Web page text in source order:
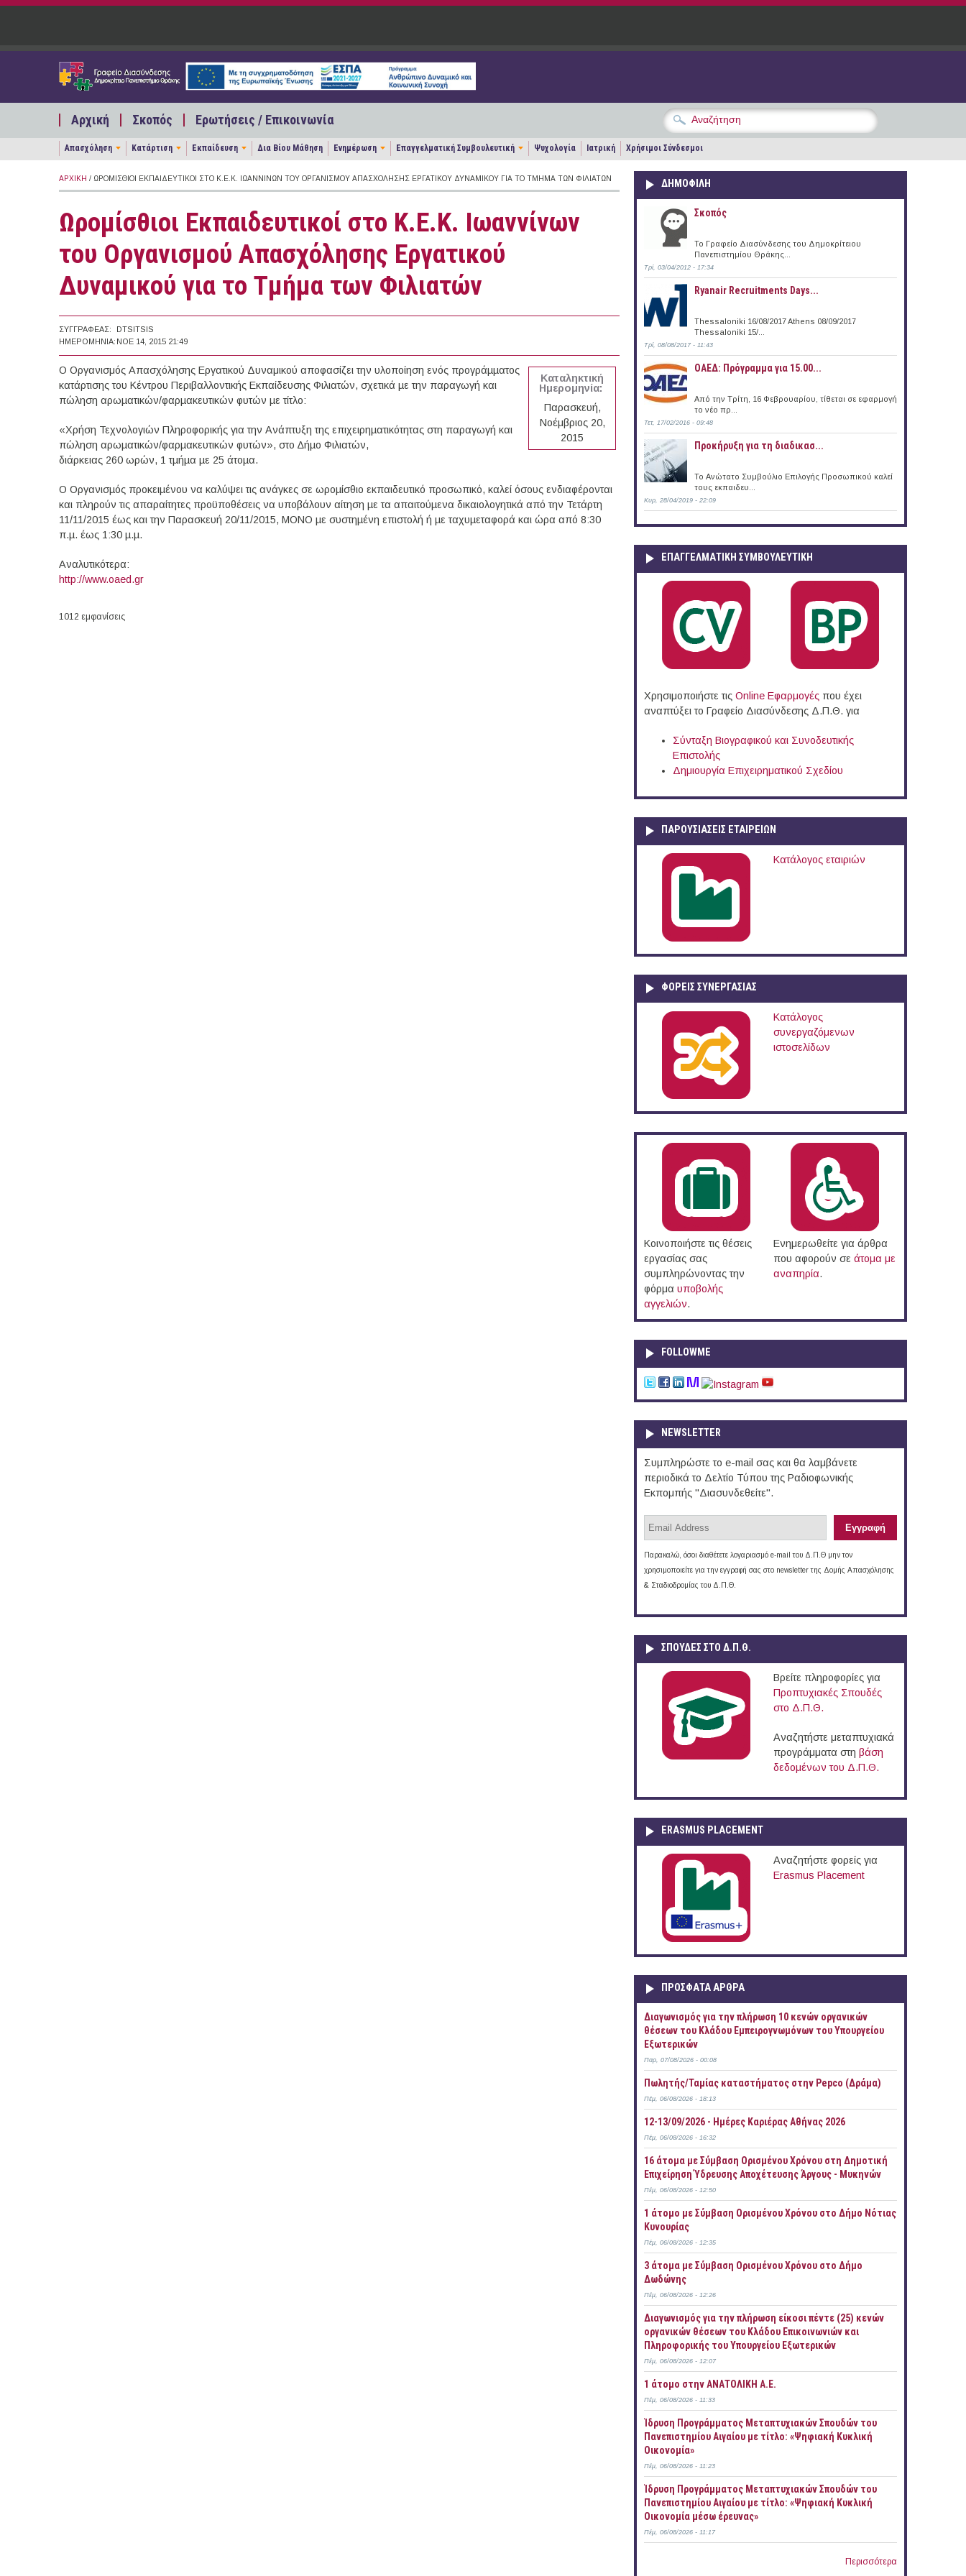
Παράκαμψη προς το κυρίως περιεχόμενο
Αρχική Σκοπός Ερωτήσεις / Επικοινωνία
Απασχόληση Κατάρτιση Εκπαίδευση Δια Βίου Μάθηση Ενημέρωση Επαγγελματική Συμβουλευτική Ψυχολογία Ιατρική Χρήσιμοι Σύνδεσμοι
ΑΡΧΙΚΉ / ΩΡΟΜΊΣΘΙΟΙ ΕΚΠΑΙΔΕΥΤΙΚΟΊ ΣΤΟ Κ.Ε.Κ. ΙΩΑΝΝΊΝΩΝ ΤΟΥ ΟΡΓΑΝΙΣΜΟΎ ΑΠΑΣΧΌΛΗΣΗΣ ΕΡΓΑΤΙΚΟΎ ΔΥΝΑΜΙΚΟΎ ΓΙΑ ΤΟ ΤΜΉΜΑ ΤΩΝ ΦΙΛΙΑΤΏΝ
Ωρομίσθιοι Εκπαιδευτικοί στο Κ.Ε.Κ. Ιωαννίνων
του Οργανισμού Απασχόλησης Εργατικού
Δυναμικού για το Τμήμα των Φιλιατών
ΣΥΓΓΡΑΦΈΑΣ:
DTSITSIS
ΗΜΕΡΟΜΗΝΊΑ: ΝΟΕ 14, 2015 21:49
Καταληκτική
Ημερομηνία:
Παρασκευή,
Νοέμβριος 20,
2015
Ο Οργανισμός Απασχόλησης Εργατικού Δυναμικού αποφασίζει την υλοποίηση ενός προγράµµατος
κατάρτισης του Κέντρου Περιβαλλοντικής Εκπαίδευσης Φιλιατών, σχετικά µε την παραγωγή και
πώληση αρωµατικών/φαρµακευτικών φυτών µε τίτλο:
«Χρήση Τεχνολογιών Πληροφορικής για την Ανάπτυξη της επιχειρηµατικότητας στη παραγωγή και
πώληση αρωµατικών/φαρµακευτικών φυτών», στο ∆ήµο Φιλιατών,
διάρκειας 260 ωρών, 1 τµήµα µε 25 άτοµα.
Ο Οργανισµός προκειµένου να καλύψει τις ανάγκες σε ωροµίσθιο εκπαιδευτικό προσωπικό, καλεί όσους ενδιαφέρονται
και πληρούν τις απαραίτητες προϋποθέσεις να υποβάλουν αίτηση µε τα απαιτούµενα δικαιολογητικά από την Τετάρτη
11/11/2015 έως και την Παρασκευή 20/11/2015, MONO µε συστηµένη επιστολή ή µε ταχυµεταφορά και ώρα από 8:30
π.µ. έως 1:30 µ.µ.
Αναλυτικότερα:
http://www.oaed.gr
1012 εμφανίσεις
ΔΗΜΟΦΙΛΗ
Σκοπός
Το Γραφείο Διασύνδεσης του Δημοκρίτειου
Πανεπιστημίου Θράκης...
Τρί, 03/04/2012 - 17:34
Ryanair Recruitments Days...
Thessaloniki 16/08/2017 Athens 08/09/2017
Thessaloniki 15/...
Τρί, 08/08/2017 - 11:43
ΟΑΕΔ: Πρόγραμμα για 15.00...
Από την Τρίτη, 16 Φεβρουαρίου, τίθεται σε εφαρμογή
το νέο πρ...
Τετ, 17/02/2016 - 09:48
Προκήρυξη για τη διαδικασ...
Το Ανώτατο Συμβούλιο Επιλογής Προσωπικού καλεί
τους εκπαιδευ...
Κυρ, 28/04/2019 - 22:09
ΕΠΑΓΓΕΛΜΑΤΙΚΉ ΣΥΜΒΟΥΛΕΥΤΙΚΉ
Χρησιμοποιήστε τις Online Eφαρμογές που έχει
αναπτύξει το Γραφείο Διασύνδεσης Δ.Π.Θ. για
Σύνταξη Βιογραφικού και Συνοδευτικής
Επιστολής
Δημιουργία Επιχειρηματικού Σχεδίου
ΠΑΡΟΥΣΙΆΣΕΙΣ ΕΤΑΙΡΕΙΏΝ
Κατάλογος εταιριών
ΦΟΡΕΙΣ ΣΥΝΕΡΓΑΣΙΑΣ
Κατάλογος
συνεργαζόμενων
ιστοσελίδων
Κοινοποιήστε τις θέσεις
εργασίας σας
συμπληρώνοντας την
φόρμα υποβολής
αγγελιών.
Ενημερωθείτε για άρθρα
που αφορούν σε άτομα με
αναπηρία.
FOLLOWME
NEWSLETTER
Συμπληρώστε το e-mail σας και θα λαμβάνετε
περιοδικά το Δελτίο Τύπου της Ραδιοφωνικής
Εκπομπής "Διασυνδεθείτε".
Παρακαλώ, όσοι διαθέτετε λογαριασμό e-mail του Δ.Π.Θ μην τον
χρησιμοποιείτε για την εγγραφή σας στο newsletter της Δομής Απασχόλησης
& Σταδιοδρομίας του Δ.Π.Θ.
ΣΠΟΥΔΈΣ ΣΤΟ Δ.Π.Θ.
Βρείτε πληροφορίες για
Προπτυχιακές Σπουδές
στο Δ.Π.Θ.
Αναζητήστε μεταπτυχιακά
προγράμματα στη βάση
δεδομένων του Δ.Π.Θ.
ERASMUS PLACEMENT
Αναζητήστε φορείς για
Erasmus Placement
ΠΡOΣΦΑΤΑ AΡΘΡΑ
Διαγωνισμός για την πλήρωση 10 κενών οργανικών
θέσεων του Κλάδου Εμπειρογνωμόνων του Υπουργείου
Εξωτερικών
Παρ, 07/08/2026 - 00:08
Πωλητής/Ταμίας καταστήματος στην Pepco (Δράμα)
Πέμ, 06/08/2026 - 18:13
12-13/09/2026 - Ημέρες Καριέρας Αθήνας 2026
Πέμ, 06/08/2026 - 16:32
16 άτομα με Σύμβαση Ορισμένου Χρόνου στη Δημοτική
Επιχείρηση Ύδρευσης Αποχέτευσης Άργους - Μυκηνών
Πέμ, 06/08/2026 - 12:50
1 άτομο με Σύμβαση Ορισμένου Χρόνου στο Δήμο Νότιας
Κυνουρίας
Πέμ, 06/08/2026 - 12:35
3 άτομα με Σύμβαση Ορισμένου Χρόνου στο Δήμο
Δωδώνης
Πέμ, 06/08/2026 - 12:26
Διαγωνισμός για την πλήρωση είκοσι πέντε (25) κενών
οργανικών θέσεων του Κλάδου Επικοινωνιών και
Πληροφορικής του Υπουργείου Εξωτερικών
Πέμ, 06/08/2026 - 12:07
1 άτομο στην ΑΝΑΤΟΛΙΚΗ Α.Ε.
Πέμ, 06/08/2026 - 11:33
Ίδρυση Προγράμματος Μεταπτυχιακών Σπουδών του
Πανεπιστημίου Αιγαίου με τίτλο: «Ψηφιακή Κυκλική
Οικονομία»
Πέμ, 06/08/2026 - 11:23
Ίδρυση Προγράμματος Μεταπτυχιακών Σπουδών του
Πανεπιστημίου Αιγαίου με τίτλο: «Ψηφιακή Κυκλική
Οικονομία μέσω έρευνας»
Πέμ, 06/08/2026 - 11:17
Περισσότερα